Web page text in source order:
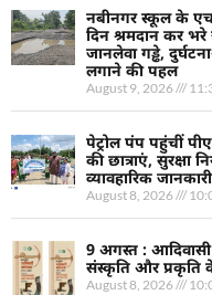
नबीनगर स्कूल के
दिन श्रमदान कर
जानलेवा गड्ढे,
लगाने की पहल
August 9, 2026
पेट्रोल पंप पहुंचीं
की छात्राएं, सुरक्षा
व्यावहारिक जानकारी
August 8, 2026
9 अगस्त : आदिवासी
संस्कृति और प्रकृति
August 8, 2026